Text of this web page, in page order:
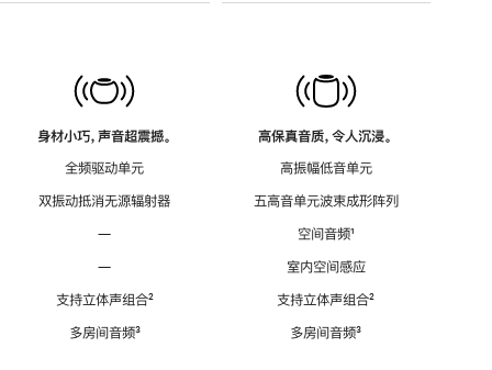
身材小巧，声音超震撼。
全频驱动单元
双振动抵消无源辐射器
—
—
支持立体声组合脚
²
多房间音频脚
³
高保真音质，令人沉浸。
高振幅低音单元
五高音单元波束成形阵列
空间音频脚
¹
室内空间感应
支持立体声组合脚
²
多房间音频脚
³